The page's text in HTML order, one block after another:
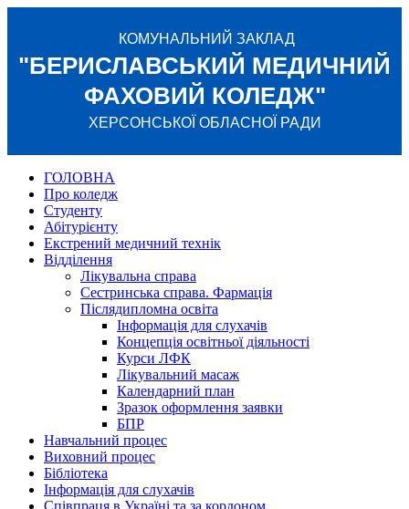
КОМУНАЛЬНИЙ ЗАКЛАД
"БЕРИСЛАВСЬКИЙ МЕДИЧНИЙ
ФАХОВИЙ КОЛЕДЖ"
ХЕРСОНСЬКОЇ ОБЛАСНОЇ РАДИ
ГОЛОВНА
Про коледж
Студенту
Абітурієнту
Екстрений медичний технік
Відділення
Лікувальна справа
Сестринська справа. Фармація
Післядипломна освіта
Інформація для слухачів
Концепція освітньої діяльності
Курси ЛФК
Лікувальний масаж
Календарний план
Зразок оформлення заявки
БПР
Навчальний процес
Виховний процес
Бібліотека
Інформація для слухачів
Співпраця в Україні та за кордоном